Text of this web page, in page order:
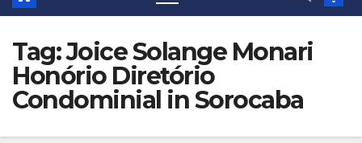
Tag: Joice Solange Monari
Honório Diretório
Condominial in Sorocaba